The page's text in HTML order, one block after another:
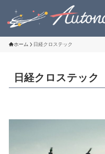
社長挨拶
ホーム 日経クロステック
日経クロステック